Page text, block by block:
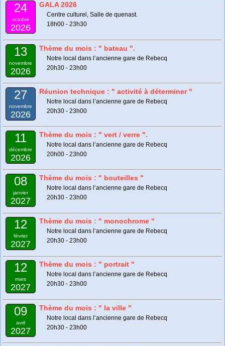
24
octobre
2026
GALA 2026
Centre culturel, Salle de quenast.
18h00 - 23h30
13
novembre
2026
Thème du mois : " bateau ".
Notre local dans l’ancienne gare de Rebecq
20h30 - 23h00
27
novembre
2026
Réunion technique : " activité à déterminer "
Notre local dans l’ancienne gare de Rebecq
20h30 - 23h00
11
décembre
2026
Thème du mois : " vert / verre ".
Notre local dans l’ancienne gare de Rebecq
20h00 - 23h00
08
janvier
2027
Thème du mois : " bouteilles "
Notre local dans l’ancienne gare de Rebecq
20h30 - 23h00
12
février
2027
Thème du mois : " monochrome "
Notre local dans l’ancienne gare de Rebecq
20h30 - 23h00
12
mars
2027
Thème du mois : " portrait "
Notre local dans l’ancienne gare de Rebecq
20h30 - 23h00
09
avril
2027
Thème du mois : " la ville "
Notre local dans l’ancienne gare de Rebecq
20h30 - 23h00